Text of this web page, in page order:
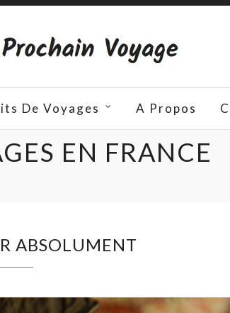
De Voyages A Propos
EN FRANCE
ABSOLUMENT